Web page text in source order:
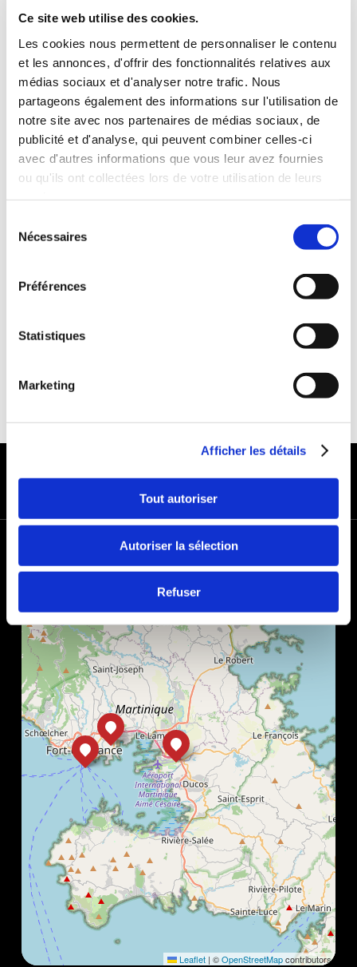
Ce site web utilise des cookies.
Les cookies nous permettent de personnaliser le contenu
et les annonces, d'offrir des fonctionnalités relatives aux
médias sociaux et d'analyser notre trafic. Nous
partageons également des informations sur l'utilisation de
notre site avec nos partenaires de médias sociaux, de
publicité et d'analyse, qui peuvent combiner celles-ci
avec d'autres informations que vous leur avez fournies
ou qu'ils ont collectées lors de votre utilisation de leurs
Nécessaires
Préférences
Statistiques
Marketing
Afficher les détails
Tout autoriser
Autoriser la sélection
Refuser
INCLUS À LA LOCATION
Killométrage illimité
Assurance tous risques (hors franchise)
Carburant : plein à rendre plein
CONDITIONS DE LOCATION
Age minimum :20 ans
Années de permis :2 ans
ASSURANCE
MODES DE PAIEMENT
−
Leaflet | ©OpenStreetMapcontributors